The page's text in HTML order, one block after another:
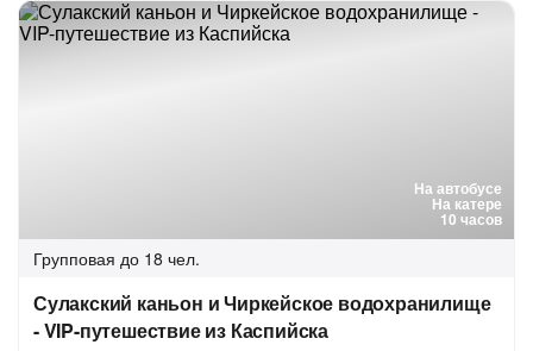
На автобусе
На катере
10 часов
Групповая до 18 чел.
Сулакский каньон и Чиркейское водохранилище
- VIP-путешествие из Каспийска